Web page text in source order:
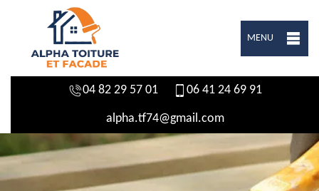
MENU
04 82 29 57 01 06 41 24 69 91
alpha.tf74@gmail.com